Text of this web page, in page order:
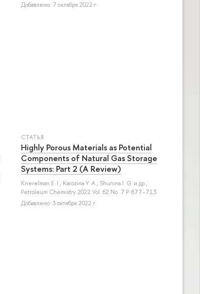
Добавлено: 7 октября 2022 г.
СТАТЬЯ
Highly Porous Materials as Potential
Components of Natural Gas Storage
Systems: Part 2 (A Review)
Knerelman E. I., Karozina Y. A., Shunina I. G. и др.,
Petroleum Chemistry 2022 Vol. 62 No. 7 P. 677–713
Добавлено: 3 октября 2022 г.